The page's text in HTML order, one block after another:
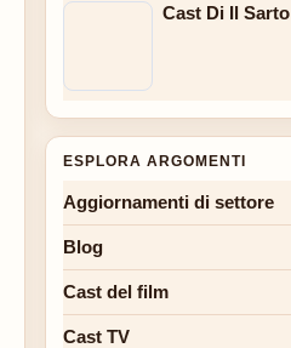
Cast Di Il Sarto
ESPLORA ARGOMENTI
Aggiornamenti di settore
Blog
Cast del film
Cast TV